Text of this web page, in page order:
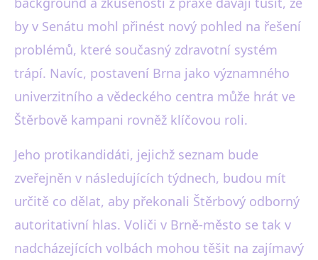
by v Senátu mohl přinést nový pohled na řešení
problémů, které současný zdravotní systém
trápí. Navíc, postavení Brna jako významného
univerzitního a vědeckého centra může hrát ve
Štěrbově kampani rovněž klíčovou roli.
Jeho protikandidáti, jejichž seznam bude
zveřejněn v následujících týdnech, budou mít
určitě co dělat, aby překonali Štěrbový odborný
autoritativní hlas. Voliči v Brně-město se tak v
nadcházejících volbách mohou těšit na zajímavý